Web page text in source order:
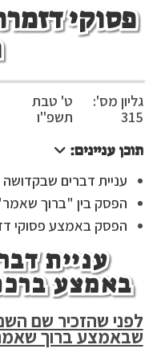
פסוקי
גליון מס':
315
ט' טבת
תשפ"ו
תוכן עניינים:
עניית דברים
הפסק בין "ברוך
הפסק באמצע פסוקי
עניית
באמצע
לפני שהזכיר שם
שבאמצע ברוך